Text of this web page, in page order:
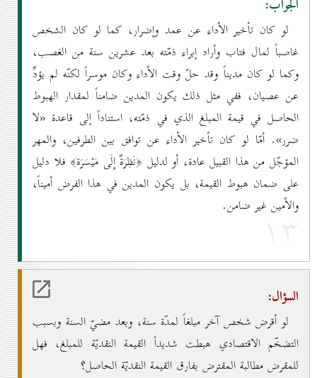
الجواب:
لو كان تأخير الأداء عن عمد وإضرار، كما لو كان الشخص
غاصباً لمال فتاب وأراد إبراء ذمّته بعد عشرين سنة من الغصب،
وكما لو كان مديناً وقد حلّ وقت الأداء وكان موسراً لكنّه لم يؤدِّ
عن عصيان، ففي مثل ذلك يكون المدين ضامناً لمقدار الهبوط
الحاصل في قيمة المبلغ الذي في ذمّته، استناداً إلى قاعدة «لا
ضرر». أمّا لو كان تأخير الأداء عن توافق بين الطرفين، والمهر
المؤجّل من هذا القبيل عادة، أو لدليل ﴿نَظِرَةٌ إِلَى مَيْسَرَة﴾ فلا دليل
على ضمان هبوط القيمة، بل يكون المدين في هذا الفرض أميناً،
والأمين غير ضامن.
۱۳
السؤال:
لو أقرض شخص آخر مبلغاً لمدّة سنة، وبعد مضيّ السنة وبسبب
التضخّم الاقتصادي هبطت شديداً القيمة النقديّة للمبلغ، فهل
للمقرض مطالبة المقترض بفارق القيمة النقديّة الحاصل؟